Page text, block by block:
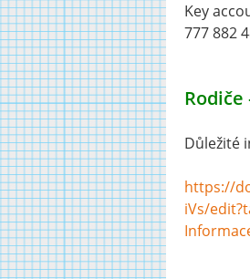
Key
777 882
Rodiče
Důležité
https://
iVs/